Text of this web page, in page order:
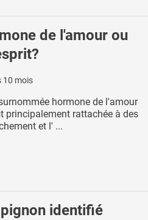
de l'amour ou
10 mois
hormone de l'amour
principalement rattachée à des
et l' ...
identifié